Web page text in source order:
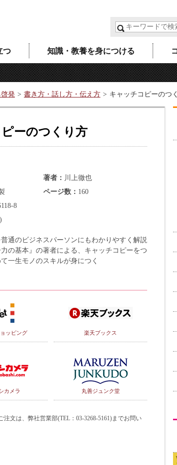
つ 知識・教養を身につける
発 書き方・話し方・伝え方 キャッチコピーのつ
ーのつくり方
著者
川上徹也
ページ数
160
8
通のビジネスパーソンにもわかりやすく解説
の基本』の著者による、キャッチコピーをつ
一生モノのスキルが身につく
ッピング 楽天ブックス
カメラ 丸善ジュンク堂
文は、弊社営業部(TEL：03-3268-5161)までお問い